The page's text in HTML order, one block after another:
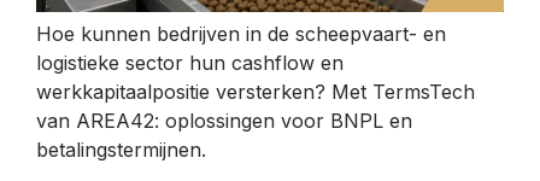
Hoe kunnen bedrijven in de scheepvaart- en
logistieke sector hun cashflow en
werkkapitaalpositie versterken? Met TermsTech
van AREA42: oplossingen voor BNPL en
betalingstermijnen.